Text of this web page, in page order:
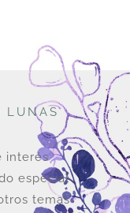
LUNAS
interés
especial
temas